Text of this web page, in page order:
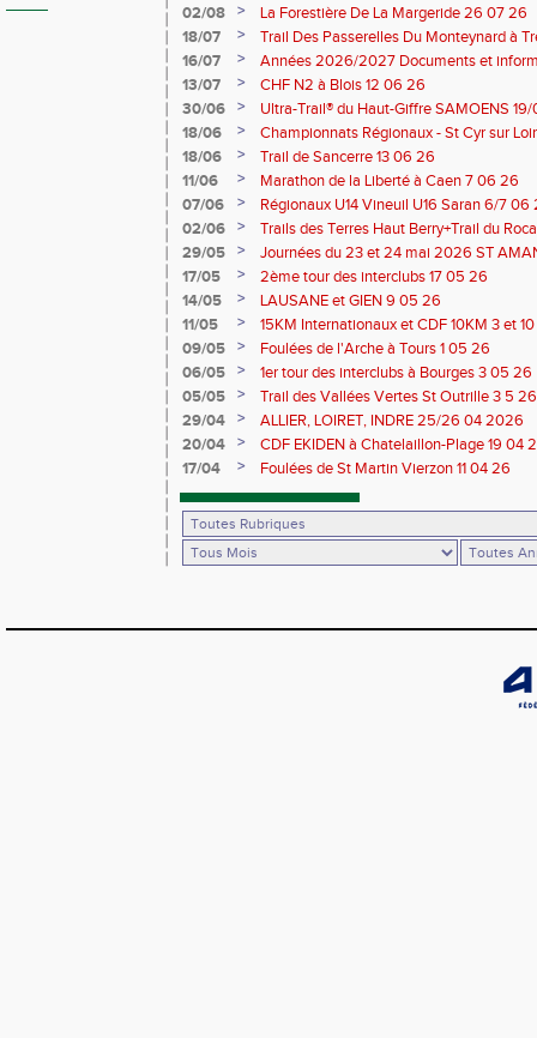
02/08 >
La Forestière De La Margeride 26 07 26
18/07
>
Trail Des Passerelles Du Monteynard à
16/07
>
Années 2026/2027 Documents et
13/07
>
CHF N2 à Blois 12 06 26
30/06
>
Ultra-Trail® du Haut-Giffre SAMOENS
18/06
>
Championnats Régionaux - St Cyr sur
Saran 13/14 06 26
18/06 >
Trail de Sancerre 13 06 26
11/06
>
Marathon de la Liberté à Caen 7 06 26
07/06
>
Régionaux U14 Vineuil U16 Saran 6/7 06
02/06
>
Trails des Terres Haut Berry+Trail du
du Berry 30/31 05 2026
29/05 >
Journées du 23 et 24 mai 2026 ST
17/05
>
2ème tour des interclubs 17 05 26
14/05
>
LAUSANE et GIEN 9 05 26
11/05
>
15KM Internationaux et CDF 10KM 3 et
09/05
>
Foulées de l'Arche à Tours 1 05 26
06/05
>
1er tour des interclubs à Bourges 3 05 26
05/05
>
Trail des Vallées Vertes St Outrille 3 5 26
29/04
>
ALLIER, LOIRET, INDRE 25/26 04 2026
20/04
>
CDF EKIDEN à Chatelaillon-Plage 19 04
17/04
> Foulées de St Martin Vierzon 11 04 26